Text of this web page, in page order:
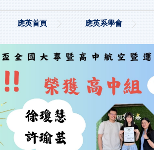
應英首頁 應英系學會